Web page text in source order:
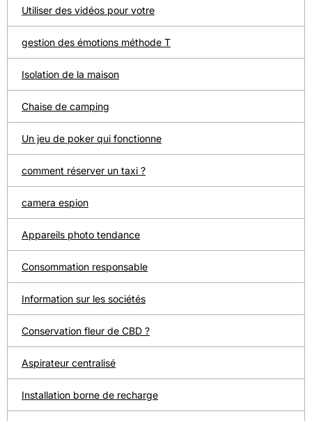
Utiliser des vidéos pour votre
gestion des émotions méthode T
Isolation de la maison
Chaise de camping
Un jeu de poker qui fonctionne
comment réserver un taxi ?
camera espion
Appareils photo tendance
Consommation responsable
Information sur les sociétés
Conservation fleur de CBD ?
Aspirateur centralisé
Installation borne de recharge